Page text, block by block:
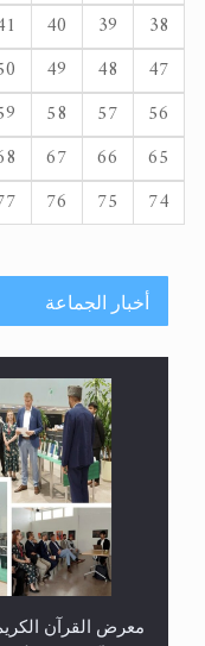
38
39
40
47
48
49
56
57
58
65
66
67
74
75
76
أخبار الجماعة
معرض القرآن
ريهيماكي في فنلند